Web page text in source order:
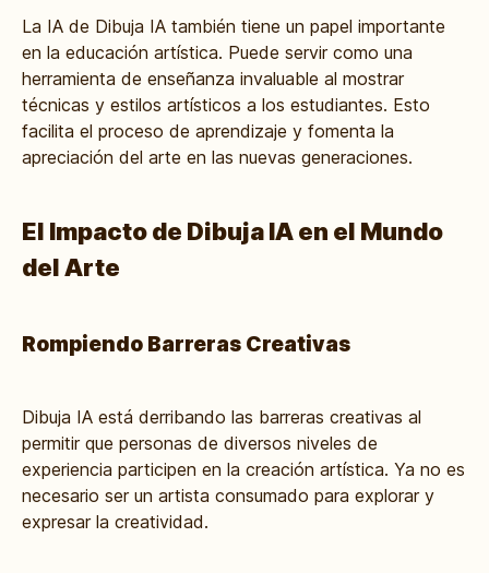
La IA de Dibuja IA también tiene un papel importante
en la educación artística. Puede servir como una
herramienta de enseñanza invaluable al mostrar
técnicas y estilos artísticos a los estudiantes. Esto
facilita el proceso de aprendizaje y fomenta la
apreciación del arte en las nuevas generaciones.
El Impacto de Dibuja IA en el Mundo
del Arte
Rompiendo Barreras Creativas
Dibuja IA está derribando las barreras creativas al
permitir que personas de diversos niveles de
experiencia participen en la creación artística. Ya no es
necesario ser un artista consumado para explorar y
expresar la creatividad.